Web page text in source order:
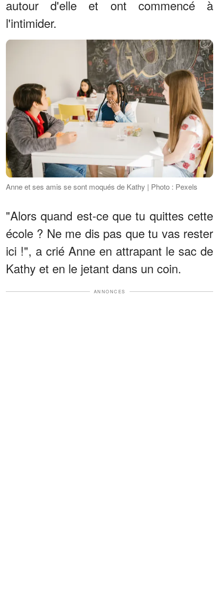
autour d'elle et ont commencé à
l'intimider.
Anne et ses amis se sont moqués de Kathy | Photo : Pexels
"Alors quand est-ce que tu quittes cette
école ? Ne me dis pas que tu vas rester
ici !", a crié Anne en attrapant le sac de
Kathy et en le jetant dans un coin.
ANNONCES